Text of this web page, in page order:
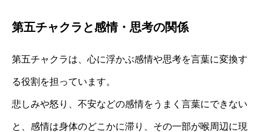
第五チャクラと感情・思考の関係
第五チャクラは、心に浮かぶ感情や思考を言葉に変換す
る役割を担っています。
悲しみや怒り、不安などの感情をうまく言葉にできない
と、感情は身体のどこかに滞り、その一部が喉周辺に現